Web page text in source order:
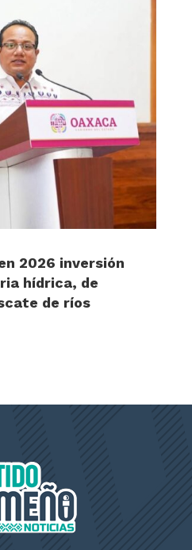
2026 inversión
hídrica, de
de ríos